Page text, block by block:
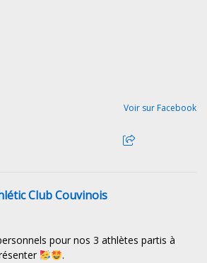
Voir sur Facebook
Club Couvinois
pour nos 3 athlètes partis à
.